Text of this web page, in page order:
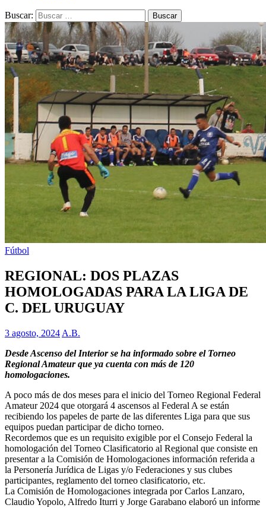
Buscar:
Fútbol
REGIONAL: DOS PLAZAS
HOMOLOGADAS PARA LA LIGA DE
C. DEL URUGUAY
3 agosto, 2024 A.B.
Desde Ascenso del Interior se ha informado sobre el Torneo
Regional Amateur que ya cuenta con más de 120
homologaciones.
A poco más de dos meses para el inicio del Torneo Regional Federal
Amateur 2024 que otorgará 4 ascensos al Federal A se están
recibiendo los papeles de parte de las diferentes Liga para que sus
equipos puedan participar de dicho torneo.
Recordemos que es un requisito exigible por el Consejo Federal la
homologación del Torneo Clasificatorio al Regional que consiste en
presentar a la Comisión de Homologaciones información referida a
la Personería Jurídica de Ligas y/o Federaciones y sus clubes
participantes, reglamento del torneo clasificatorio, etc.
La Comisión de Homologaciones integrada por Carlos Lanzaro,
Claudio Yopolo, Alfredo Iturri y Jorge Garabano elaboró un informe